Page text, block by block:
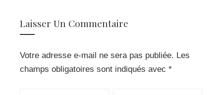
Laisser Un Commentaire
Votre adresse e-mail ne sera pas publiée. Les
champs obligatoires sont indiqués avec *